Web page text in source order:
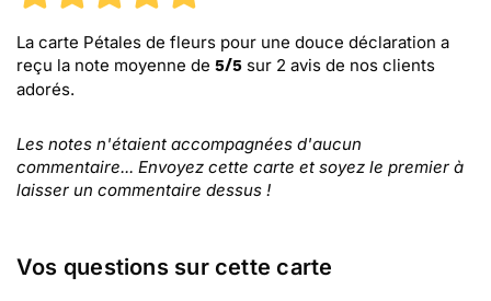
La carte Pétales de fleurs pour une douce déclaration a
reçu la note moyenne de 5/5 sur 2 avis de nos clients
adorés.
Les notes n'étaient accompagnées d'aucun
commentaire... Envoyez cette carte et soyez le premier à
laisser un commentaire dessus !
Vos questions sur cette carte